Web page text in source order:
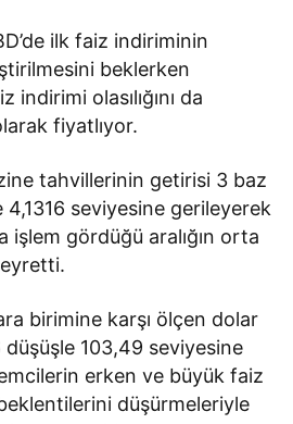
ilk faiz indiriminin
beklerken
olasılığını da
fiyatlıyor.
tahvillerinin getirisi 3 baz
seviyesine gerileyerek
işlem gördüğü aralığın orta
birimine karşı ölçen dolar
103,49 seviyesine
erken ve büyük faiz
düşürmeleriyle